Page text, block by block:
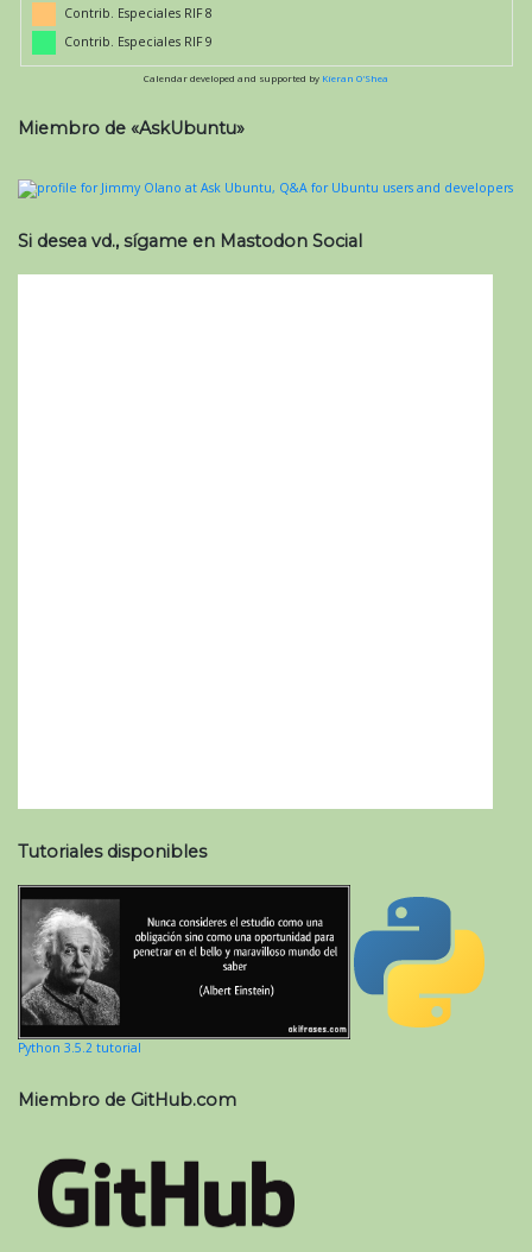
Contrib. Especiales RIF 8
Contrib. Especiales RIF 9
Calendar developed and supported by Kieran O'Shea
Miembro de «AskUbuntu»
Si desea vd., sígame en Mastodon Social
Tutoriales disponibles
Python 3.5.2 tutorial
Miembro de GitHub.com